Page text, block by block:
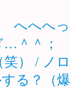
へへへ
…＾＾；
） / ノロ
る？（